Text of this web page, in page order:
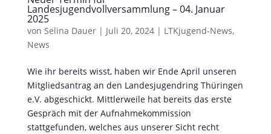
Landesjugendvollversammlung – 04. Januar
2025
von Selina Dauer| Juli 20, 2024| LTKjugend-News,
News
Wie ihr bereits wisst, haben wir Ende April unseren
Mitgliedsantrag an den Landesjugendring Thüringen
e.V. abgeschickt. Mittlerweile hat bereits das erste
Gespräch mit der Aufnahmekommission
stattgefunden, welches aus unserer Sicht recht